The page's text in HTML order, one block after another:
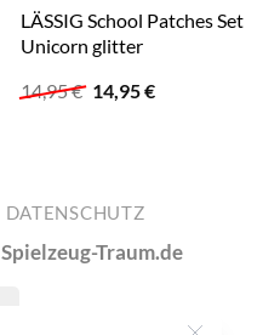
LÄSSIG School Patches Set
Unicorn glitter
14,95€ Ursprünglicher
14,95€Aktueller
DATENSCHUTZ
Spielzeug-Traum.de